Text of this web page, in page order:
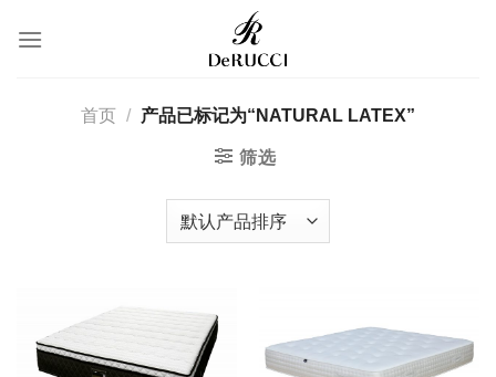
首页 / 产品已标记为“NATURAL LATEX”
筛选